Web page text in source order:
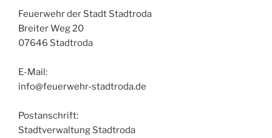
Feuerwehr der Stadt Stadtroda
Breiter Weg 20
07646 Stadtroda
E-Mail:
info@feuerwehr-stadtroda.de
Postanschrift:
Stadtverwaltung Stadtroda